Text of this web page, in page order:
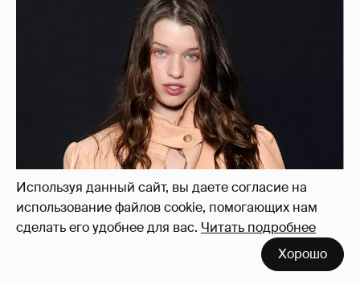
Используя данный сайт, вы даете согласие на
использование файлов cookie, помогающих нам
сделать его удобнее для вас. Читать подробнее
Хорошо
Неделя моды в Париже: Эвер Андерсон,
Пэрис Джексон и Ксения Чилингарова на